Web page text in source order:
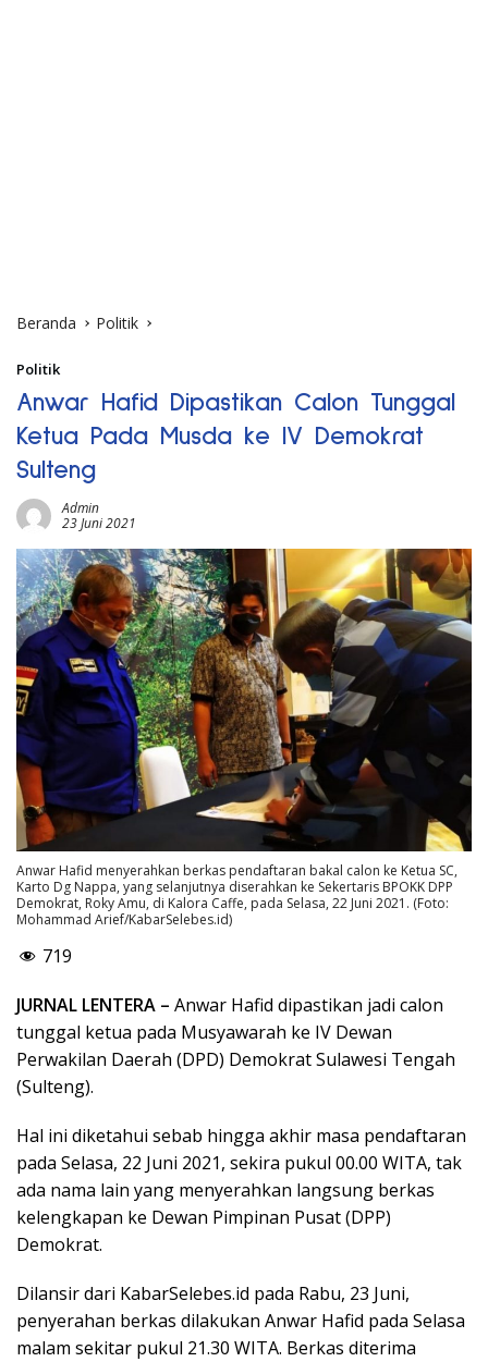
Beranda Politik
Politik
Anwar Hafid Dipastikan Calon Tunggal
Ketua Pada Musda ke IV Demokrat
Sulteng
Admin
23 Juni 2021
Anwar Hafid menyerahkan berkas pendaftaran bakal calon ke Ketua SC,
Karto Dg Nappa, yang selanjutnya diserahkan ke Sekertaris BPOKK DPP
Demokrat, Roky Amu, di Kalora Caffe, pada Selasa, 22 Juni 2021. (Foto:
Mohammad Arief/KabarSelebes.id)
719
JURNAL LENTERA – Anwar Hafid dipastikan jadi calon
tunggal ketua pada Musyawarah ke IV Dewan
Perwakilan Daerah (DPD) Demokrat Sulawesi Tengah
(Sulteng).
Hal ini diketahui sebab hingga akhir masa pendaftaran
pada Selasa, 22 Juni 2021, sekira pukul 00.00 WITA, tak
ada nama lain yang menyerahkan langsung berkas
kelengkapan ke Dewan Pimpinan Pusat (DPP)
Demokrat.
Dilansir dari KabarSelebes.id pada Rabu, 23 Juni,
penyerahan berkas dilakukan Anwar Hafid pada Selasa
malam sekitar pukul 21.30 WITA. Berkas diterima